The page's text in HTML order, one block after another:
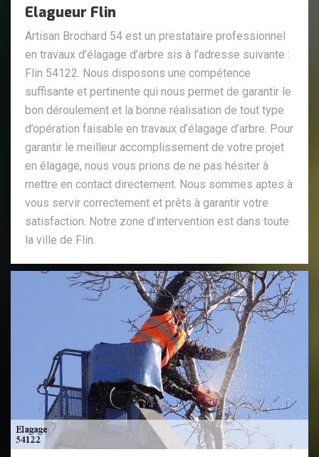
Elagueur Flin
Artisan Brochard 54 est un prestataire professionnel
en travaux d’élagage d’arbre sis à l’adresse suivante :
Flin 54122. Nous disposons une compétence
suffisante et pertinente qui nous permet de garantir le
bon déroulement et la bonne réalisation de tout type
d’opération faisable en travaux d’élagage d’arbre. Pour
garantir le meilleur accomplissement de votre projet
en élagage, nous vous prions de ne pas hésiter à
mettre en contact directement. Nous sommes aptes à
vous servir correctement et prêts à garantir votre
satisfaction. Notre zone d’intervention est dans toute
la ville de Flin.